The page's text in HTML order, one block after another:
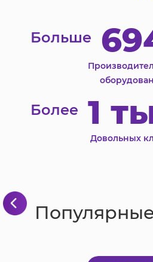
Больше
Более 1
Довольных